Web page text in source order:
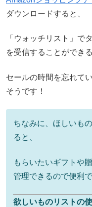
ダウンロードすると、
「ウォッチリスト」で
を受信することができる
セールの時間を忘れて
そうです！
ちなみに、ほしいも
ると、
もらいたいギフトや
管理できるので便利
欲しいものリストの